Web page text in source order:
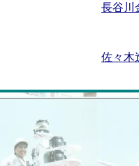
長谷川
佐々木